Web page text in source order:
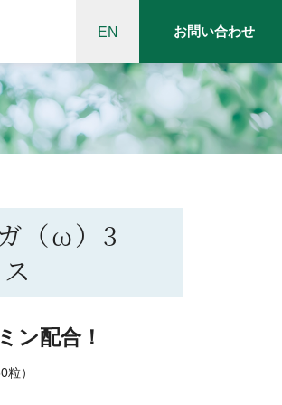
EN お問い合わせ
（ω）3
ン配合！
）